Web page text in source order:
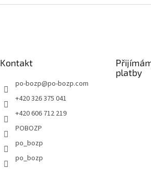
Kontakt
po-bozp@po-bozp.com
+420 326 375 041
+420 606 712 219
POBOZP
po_bozp
po_bozp
platby